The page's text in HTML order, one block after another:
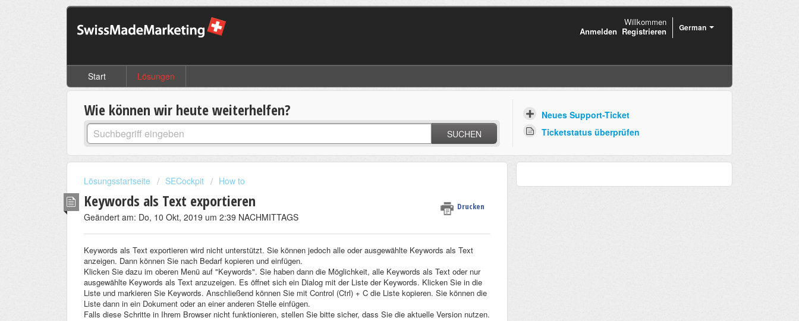
German
Willkommen
Anmelden Registrieren
Start Lösungen
Wie können wir heute weiterhelfen?
SUCHEN
Neues Support-Ticket
Ticketstatus überprüfen
Lösungsstartseite SECockpit How to
Keywords als Text exportieren Drucken
Geändert am: Do, 10 Okt, 2019 um 2:39 NACHMITTAGS
Keywords als Text exportieren wird nicht unterstützt. Sie können jedoch alle oder ausgewählte Keywords als Text
anzeigen. Dann können Sie nach Bedarf kopieren und einfügen.
Klicken Sie dazu im oberen Menü auf "Keywords". Sie haben dann die Möglichkeit, alle Keywords als Text oder nur
ausgewählte Keywords als Text anzuzeigen. Es öffnet sich ein Dialog mit der Liste der Keywords. Klicken Sie in die
Liste und markieren Sie Keywords. Anschließend können Sie mit Control (Ctrl) + C die Liste kopieren. Sie können die
Liste dann in ein Dokument oder an einer anderen Stelle einfügen.
Falls diese Schritte in Ihrem Browser nicht funktionieren, stellen Sie bitte sicher, dass Sie die aktuelle Version nutzen.